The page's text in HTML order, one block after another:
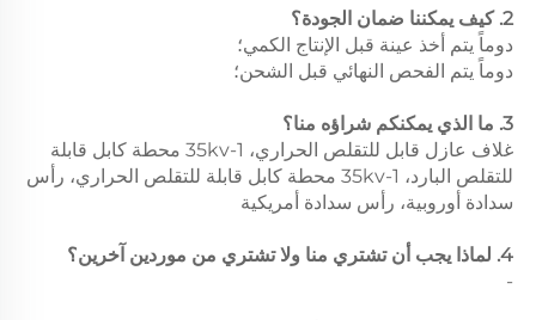
2. كيف يمكننا ضمان الجودة؟
دوماً يتم أخذ عينة قبل الإنتاج الكمي؛
دوماً يتم الفحص النهائي قبل الشحن؛
3. ما الذي يمكنكم شراؤه منا؟
غلاف عازل قابل للتقلص الحراري، 1-35kv محطة كابل قابلة
للتقلص البارد، 1-35kv محطة كابل قابلة للتقلص الحراري، رأس
سدادة أوروبية، رأس سدادة أمريكية
4. لماذا يجب أن تشتري منا ولا تشتري من موردين آخرين؟
-